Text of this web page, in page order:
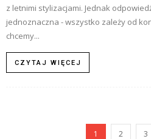
z letnimi stylizacjami. Jednak
jednoznaczna - wszystko zależy od
chcemy...
CZYTAJ WIĘCEJ
1 2 3